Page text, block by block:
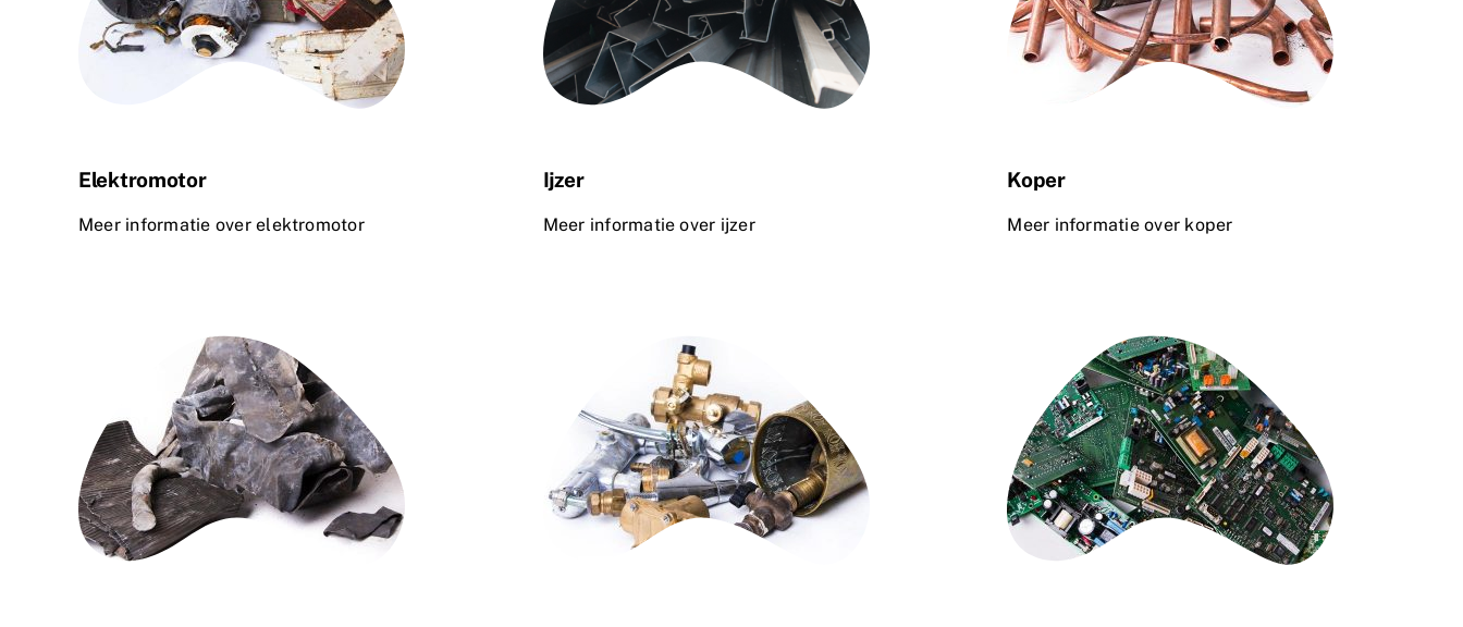
Elektromotor
Meer informatie over elektromotor
Ijzer
Meer informatie over ijzer
Koper
Meer informatie over koper